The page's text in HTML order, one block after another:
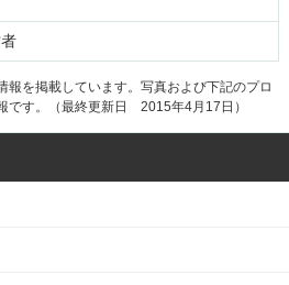
報を掲載しています。写真および下記のプロ
です。（最終更新日 2015年4月17日）